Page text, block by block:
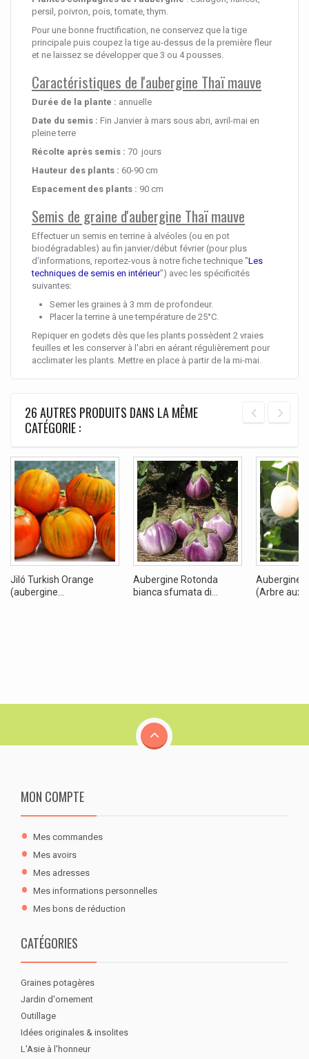
persil, poivron, pois, tomate, thym.
Pour une bonne fructification, ne conservez que la tige
principale puis coupez la tige au-dessus de la première fleur
et ne laissez se développer que 3 ou 4 pousses.
Caractéristiques de l'aubergine Thaï mauve
Durée de la plante : annuelle
Date du semis : Fin Janvier à mars sous abri, avril-mai en
pleine terre
Récolte après semis : 70 jours
Hauteur des plants : 60-90 cm
Espacement des plants : 90 cm
Semis de graine d'aubergine Thaï mauve
Effectuer un semis en terrine à alvéoles (ou en pot
biodégradables) au fin janvier/début février (pour plus
d'informations, reportez-vous à notre fiche technique "Les
techniques de semis en intérieur") avec les spécificités
suivantes:
Semer les graines à 3 mm de profondeur.
Placer la terrine à une température de 25°C.
Repiquer en godets dès que les plants possèdent 2 vraies
feuilles et les conserver à l'abri en aérant régulièrement pour
acclimater les plants. Mettre en place à partir de la mi-mai.
26 AUTRES PRODUITS DANS LA MÊME
CATÉGORIE :
Jiló Turkish Orange
(aubergine...
Aubergine Rotonda
bianca sfumata di...
Aubergine
(Arbre aux...
MON COMPTE
Mes commandes
Mes avoirs
Mes adresses
Mes informations personnelles
Mes bons de réduction
CATÉGORIES
Graines potagères
Jardin d'ornement
Outillage
Idées originales & insolites
L'Asie à l'honneur